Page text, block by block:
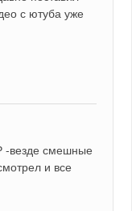
с ютуба уже
-везде смешные
и все